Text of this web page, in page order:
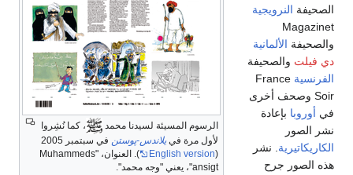
الرسوم المسيئة لسيدنا محمد
، كما نُشِروا
لأول مرة فييلاندس-پوستن
في سبتمبر 2005
(
English version
). العنوان، "Muhammeds
ansigt"، يعني "وجه محمد".
الصحيفة النرويجية
Magazinet
والصحيفة الألمانية
دي فيلت والصحيفة
الفرنسية France
Soir وصحف أخرى
في أوروبا بإعادة
نشر الصور
الكاريكاتيرية . نشر
هذه الصور جرح